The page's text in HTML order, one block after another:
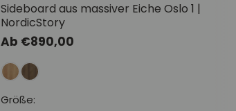
Sideboard aus massiver Eiche Oslo 1 |
NordicStory
Normaler
Preis
Ab €890,00
Größe: